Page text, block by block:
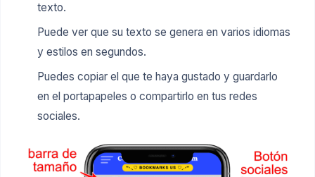
texto.
Puede ver que su texto se genera en varios idiomas
y estilos en segundos.
Puedes copiar el que te haya gustado y guardarlo
en el portapapeles o compartirlo en tus redes
sociales.